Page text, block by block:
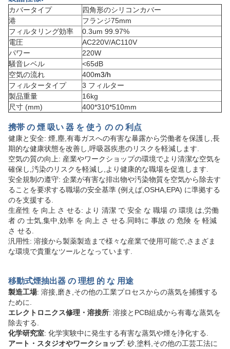
カバータイプ
四角形のシリコンカバー
港
フランジ75mm
フィルタリング効率
0.3um 99.97%
電圧
AC220V/AC110V
パワー
220W
騒音レベル
<65dB
空気の流れ
400m3/h
フィルタータイプ
3 フィルター
製品重量
16kg
尺寸 (mm)
400*310*510mm
携帯 の 煙 吸い 器 を 使う の の 利点
健康と安全: 煙,塵,有毒ガスへの有害な暴露から労働者を保護し,長
期的な健康状態を改善し,呼吸器疾患のリスクを軽減します.
空気の質の向上: 産業やワークショップの環境でより清潔な空気を
確保し,汚染のリスクを軽減し,より健康的な職場を促進します.
安全規制の遵守: 企業が有害な排出物や汚染物質を空気から除去す
ることを要求する職場の安全基準 (例えば,OSHA,EPA) に準拠する
のを支援する.
生産性 を 向上 さ せる: より 清潔 で 安全 な 職場 の 環境 は,労働
者 の 士気,集中,効率 を 向上 さ せる.同時に 事故 の 危険 を 軽減
さ せる.
汎用性: 溶接から製薬製造まで様々な産業で使用可能で,さまざま
な環境で貴重なツールとなっています.
移動式煙抽出器 の 理想 的 な 用途
製造工場: 溶接,磨き,その他の工業プロセスからの蒸気を捕獲する
ために.
エレクトロニクス修理・溶接所: 溶接とPCB組成から有毒な蒸気を
除去する.
化学研究室: 化学実験中に発生する有害な蒸気や煙を浄化する.
アート・スタジオやワークショップ: 砂,塗料,その他の工芸工法に